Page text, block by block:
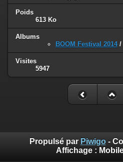
Poids
613 Ko
Albums
BOOM Festival 2014/
Visites
5947
Propulsé par Piwigo-
Affichage :